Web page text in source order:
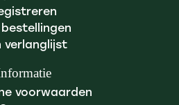
bestellingen
verlanglijst
voorwaarden